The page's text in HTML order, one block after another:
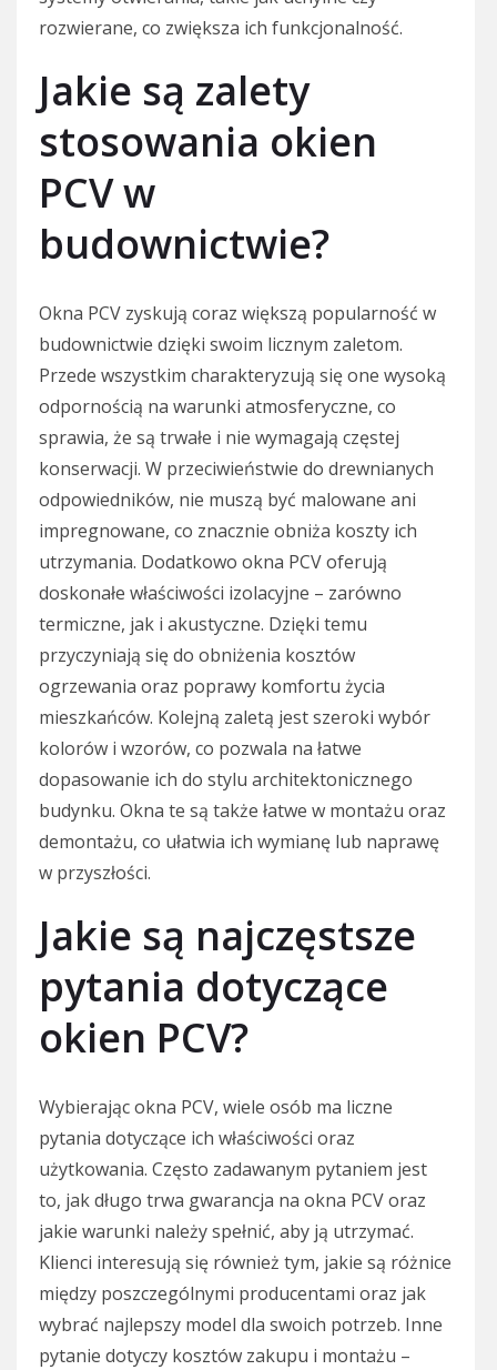
rozwierane, co zwiększa ich funkcjonalność.
Jakie są zalety
stosowania okien
PCV w
budownictwie?
Okna PCV zyskują coraz większą popularność w
budownictwie dzięki swoim licznym zaletom.
Przede wszystkim charakteryzują się one wysoką
odpornością na warunki atmosferyczne, co
sprawia, że są trwałe i nie wymagają częstej
konserwacji. W przeciwieństwie do drewnianych
odpowiedników, nie muszą być malowane ani
impregnowane, co znacznie obniża koszty ich
utrzymania. Dodatkowo okna PCV oferują
doskonałe właściwości izolacyjne – zarówno
termiczne, jak i akustyczne. Dzięki temu
przyczyniają się do obniżenia kosztów
ogrzewania oraz poprawy komfortu życia
mieszkańców. Kolejną zaletą jest szeroki wybór
kolorów i wzorów, co pozwala na łatwe
dopasowanie ich do stylu architektonicznego
budynku. Okna te są także łatwe w montażu oraz
demontażu, co ułatwia ich wymianę lub naprawę
w przyszłości.
Jakie są najczęstsze
pytania dotyczące
okien PCV?
Wybierając okna PCV, wiele osób ma liczne
pytania dotyczące ich właściwości oraz
użytkowania. Często zadawanym pytaniem jest
to, jak długo trwa gwarancja na okna PCV oraz
jakie warunki należy spełnić, aby ją utrzymać.
Klienci interesują się również tym, jakie są różnice
między poszczególnymi producentami oraz jak
wybrać najlepszy model dla swoich potrzeb. Inne
pytanie dotyczy kosztów zakupu i montażu –